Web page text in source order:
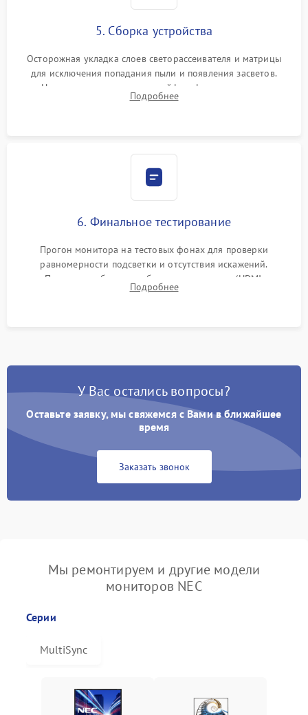
5. Сборка устройства
Осторожная укладка слоев светорассеивателя и матрицы
для исключения попадания пыли и появления засветов.
Надежное подключение шлейфов, фиксация плат и
аккуратное защелкивание пластикового корпуса монитора.
Подробнее
6. Финальное тестирование
Прогон монитора на тестовых фонах для проверки
равномерности подсветки и отсутствия искажений.
Проверка работоспособности всех портов (HDMI,
DisplayPort, VGA) и кнопок управления под нагрузкой в
Подробнее
У Вас остались вопросы?
Оставьте заявку, мы свяжемся с Вами в ближайшее
время
Заказать звонок
Мы ремонтируем и другие модели
мониторов NEC
Серии
MultiSync